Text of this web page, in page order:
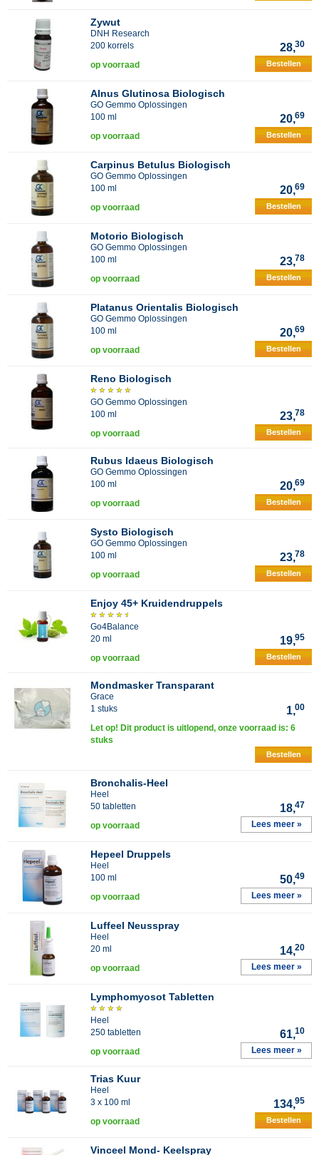
Zywut
DNH Research
200 korrels
28,30
op voorraad Bestellen
Alnus Glutinosa Biologisch
GO Gemmo Oplossingen
100 ml
20,69
op voorraad Bestellen
Carpinus Betulus Biologisch
GO Gemmo Oplossingen
100 ml
20,69
op voorraad Bestellen
Motorio Biologisch
GO Gemmo Oplossingen
100 ml
23,78
op voorraad Bestellen
Platanus Orientalis Biologisch
GO Gemmo Oplossingen
100 ml
20,69
op voorraad Bestellen
Reno Biologisch
GO Gemmo Oplossingen
100 ml
23,78
op voorraad Bestellen
Rubus Idaeus Biologisch
GO Gemmo Oplossingen
100 ml
20,69
op voorraad Bestellen
Systo Biologisch
GO Gemmo Oplossingen
100 ml
23,78
op voorraad Bestellen
Enjoy 45+ Kruidendruppels
Go4Balance
20 ml
19,95
op voorraad Bestellen
Mondmasker Transparant
Grace
1 stuks
1,00
Let op! Dit product is uitlopend, onze voorraad is: 6
stuks
Bestellen
Bronchalis-Heel
Heel
50 tabletten
18,47
op voorraad Lees meer »
Hepeel Druppels
Heel
100 ml
50,49
op voorraad Lees meer »
Luffeel Neusspray
Heel
20 ml
14,20
op voorraad Lees meer »
Lymphomyosot Tabletten
Heel
250 tabletten
61,10
op voorraad Lees meer »
Trias Kuur
Heel
3 x 100 ml
134,95
op voorraad Bestellen
Vinceel Mond- Keelspray